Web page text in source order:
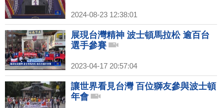
2024-08-23 12:38:01
展現台灣精神 波士頓馬拉松 逾百台
選手參賽
2023-04-17 20:57:04
讓世界看見台灣 百位獅友參與波士頓
年會